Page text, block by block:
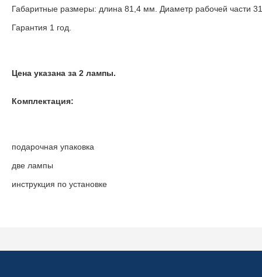
Габаритные размеры: длина 81,4 мм. Диаметр рабочей части
Гарантия 1 год.
Цена указана за 2 лампы.
Комплектация:
подарочная упаковка
две лампы
инструкция по установке